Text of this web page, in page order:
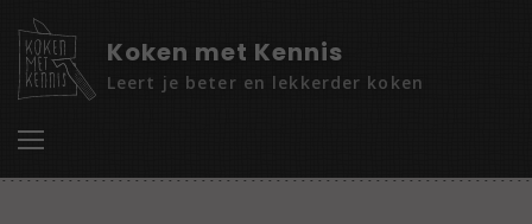
Koken met Kennis
Leert je beter en lekkerder koken